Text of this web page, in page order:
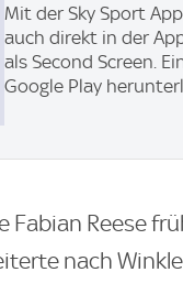
Mit der Sky Sport
auch direkt in der
als Second Screen.
Google Play
Fabian Reese
nach